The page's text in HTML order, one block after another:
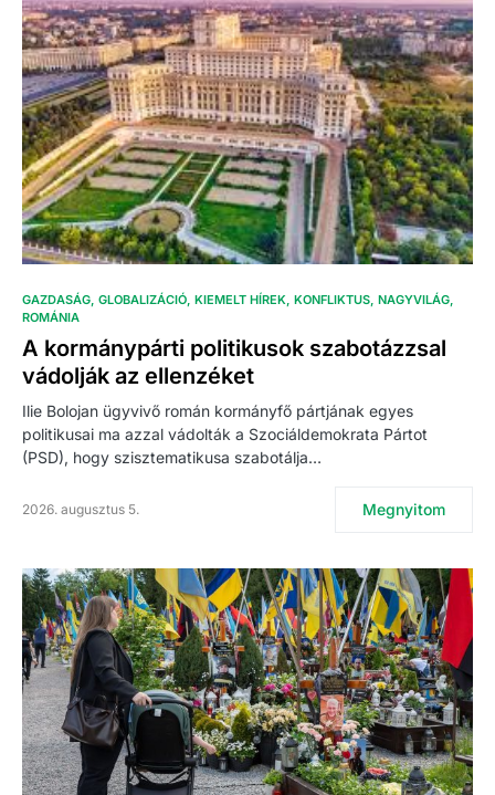
GAZDASÁG GLOBALIZÁCIÓ KIEMELT HÍREK KONFLIKTUS NAGYVILÁG
ROMÁNIA
A kormánypárti politikusok szabotázzsal
vádolják az ellenzéket
Ilie Bolojan ügyvivő román kormányfő pártjának egyes
politikusai ma azzal vádolták a Szociáldemokrata Pártot
(PSD), hogy szisztematikusa szabotálja…
2026. augusztus 5. Megnyitom